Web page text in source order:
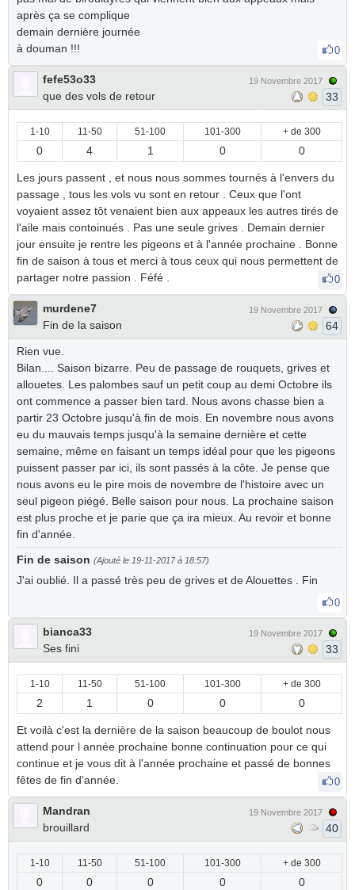
après ça se complique
demain dernière journée
à douman !!!
0
fefe53o33
que des vols de retour
19 Novembre 2017
33
1-10 11-50 51-100 101-300 + de 300
0 4 1 0 0
Les jours passent , et nous nous sommes tournés à l'envers du
passage , tous les vols vu sont en retour . Ceux que l'ont
voyaient assez tôt venaient bien aux appeaux les autres tirés de
l'aile mais contoinués . Pas une seule grives . Demain dernier
jour ensuite je rentre les pigeons et à l'année prochaine . Bonne
fin de saison à tous et merci à tous ceux qui nous permettent de
partager notre passion . Féfé .
0
murdene7
Fin de la saison
19 Novembre 2017
64
Rien vue.
Bilan.... Saison bizarre. Peu de passage de rouquets, grives et
allouetes. Les palombes sauf un petit coup au demi Octobre ils
ont commence a passer bien tard. Nous avons chasse bien a
partir 23 Octobre jusqu'à fin de mois. En novembre nous avons
eu du mauvais temps jusqu'à la semaine dernière et cette
semaine, même en faisant un temps idéal pour que les pigeons
puissent passer par ici, ils sont passés à la côte. Je pense que
nous avons eu le pire mois de novembre de l'histoire avec un
seul pigeon piégé. Belle saison pour nous. La prochaine saison
est plus proche et je parie que ça ira mieux. Au revoir et bonne
fin d'année.
Fin de saison (Ajouté le 19-11-2017 à 18:57)
J'ai oublié. Il a passé très peu de grives et de Alouettes . Fin
0
bianca33
Ses fini
19 Novembre 2017
33
1-10 11-50 51-100 101-300 + de 300
2 1 0 0 0
Et voilà c'est la dernière de la saison beaucoup de boulot nous
attend pour l année prochaine bonne continuation pour ce qui
continue et je vous dit à l'année prochaine et passé de bonnes
fêtes de fin d'année.
0
Mandran
brouillard
19 Novembre 2017
40
1-10 11-50 51-100 101-300 + de 300
0 0 0 0 0